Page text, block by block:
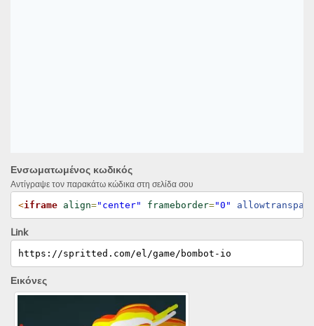
Ενσωματωμένος κωδικός
Αντίγραψε τον παρακάτω κώδικα στη σελίδα σου
<iframe align="center" frameborder="0"
Link
https://spritted.com/el/game/bombot-io
Εικόνες